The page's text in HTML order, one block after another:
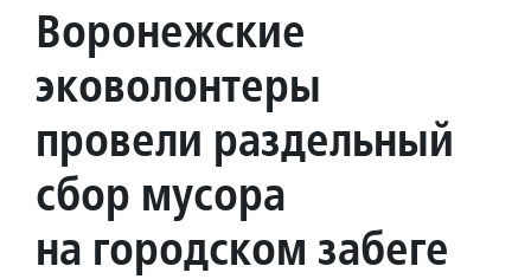
Воронежские
эковолонтеры
провели раздельный
сбор мусора
на городском забеге